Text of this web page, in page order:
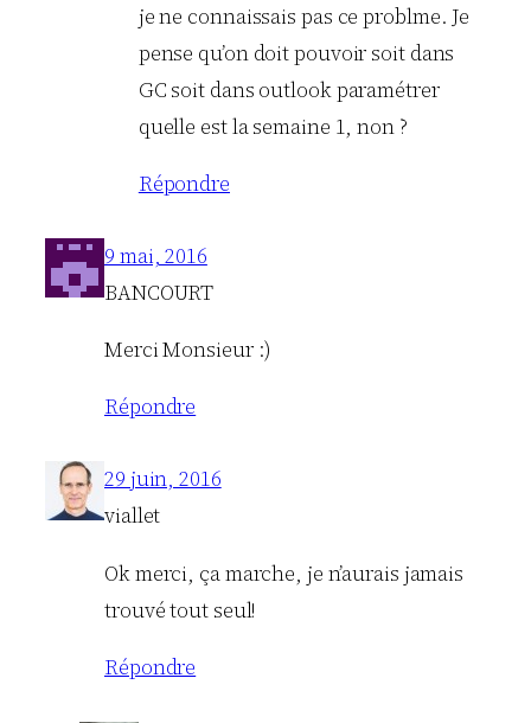
je ne connaissais pas ce problme. Je
pense qu’on doit pouvoir soit dans
GC soit dans outlook paramétrer
quelle est la semaine 1, non ?
Répondre
9 mai, 2016
BANCOURT
Merci Monsieur :)
Répondre
29 juin, 2016
viallet
Ok merci, ça marche, je n’aurais jamais
trouvé tout seul!
Répondre